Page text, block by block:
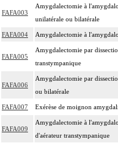
FAFA003
Amygdalectomie à
unilatérale ou bilatérale
FAFA004 Amygdalectomie à
FAFA005
Amygdalectomie par
transtympanique
FAFA006
Amygdalectomie par
ou bilatérale
FAFA007 Exérèse de moignon
FAFA009
Amygdalectomie à
d'aérateur transtympanique